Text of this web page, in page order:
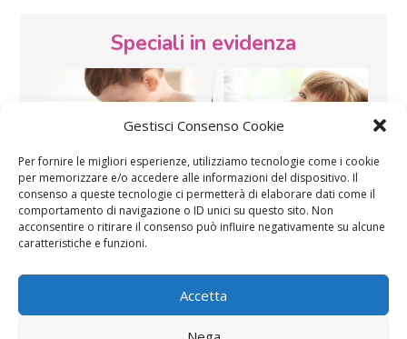
Gestisci Consenso Cookie
Per fornire le migliori esperienze, utilizziamo tecnologie come i cookie
per memorizzare e/o accedere alle informazioni del dispositivo. Il
consenso a queste tecnologie ci permetterà di elaborare dati come il
comportamento di navigazione o ID unici su questo sito. Non
acconsentire o ritirare il consenso può influire negativamente su alcune
caratteristiche e funzioni.
Accetta
Speciali in evidenza
Vaccini SOS Pediatra